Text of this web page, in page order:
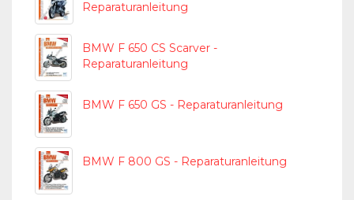
Reparaturanleitung
BMW F 650 CS Scarver -
Reparaturanleitung
BMW F 650 GS - Reparaturanleitung
BMW F 800 GS - Reparaturanleitung